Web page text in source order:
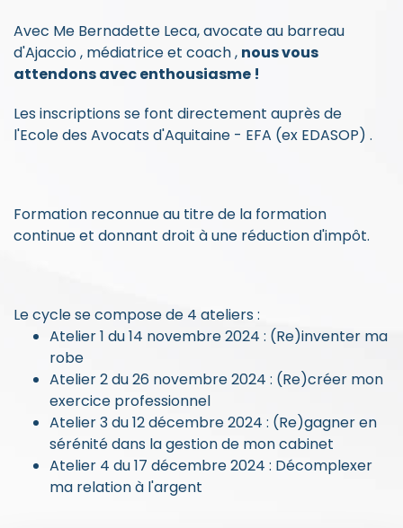
Avec Me Bernadette Leca, avocate au barreau
d'Ajaccio , médiatrice et coach , nous vous
attendons avec enthousiasme !
Les inscriptions se font directement auprès de
l'Ecole des Avocats d'Aquitaine - EFA (ex EDASOP) .
Formation reconnue au titre de la formation
continue et donnant droit à une réduction d'impôt.
Le cycle se compose de 4 ateliers :
Atelier 1 du 14 novembre 2024 : (Re)inventer ma
robe
Atelier 2 du 26 novembre 2024 : (Re)créer mon
exercice professionnel
Atelier 3 du 12 décembre 2024 : (Re)gagner en
sérénité dans la gestion de mon cabinet
Atelier 4 du 17 décembre 2024 : Décomplexer
ma relation à l'argent